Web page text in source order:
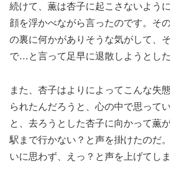
続けて、薫は杏子に起こさないよう
顔を浮かべながら言ったのです。そ
の裏に何かがありそうな気がして、
で…と言って足早に退散しようとした
また、杏子はよりによってこんな失
られたんだろうと、心の中で思って
と、去ろうとした杏子に向かって薫
駅まで行かない？と声を掛けたのだ
いに思わず、えっ？と声を上げてし